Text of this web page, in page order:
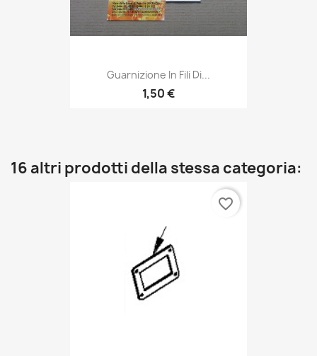
Guarnizione In Fili Di...
1,50 €
16 altri prodotti della stessa categoria:
favorite_border